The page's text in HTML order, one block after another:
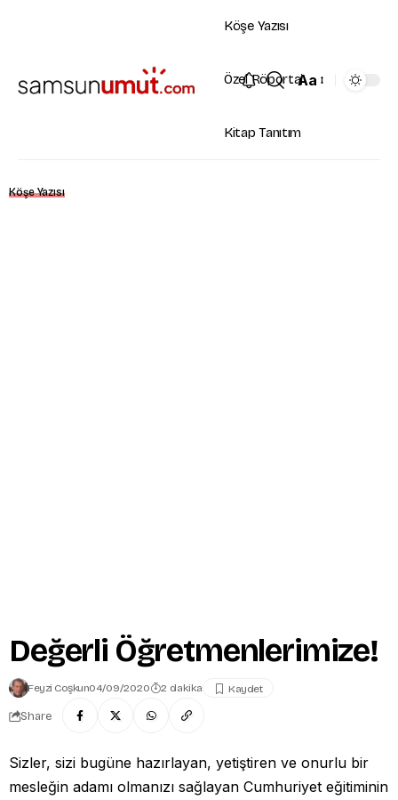
Köşe Yazısı
Özel Röportaj
Kitap Tanıtım
Aa
Köşe Yazısı
Değerli Öğretmenlerimize!
Feyzi Coşkun04/09/2020 2 dakika
Share
Sizler, sizi bugüne hazırlayan, yetiştiren ve onurlu bir
mesleğin adamı olmanızı sağlayan Cumhuriyet eğitiminin